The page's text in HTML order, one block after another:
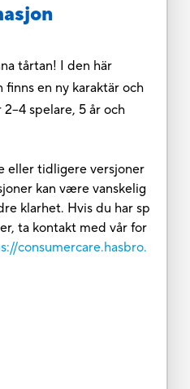
tårtan! I den här
en ny karaktär och
spelare, 5 år och
eller tidligere versjoner
kan være vanskelig
klarhet. Hvis du har sp
ta kontakt med vår for
consumercare.hasbro.